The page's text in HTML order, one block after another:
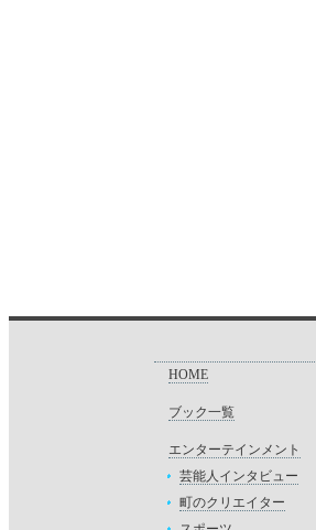
HOME
ブック一覧
エンターテインメント
芸能人インタビュー
町のクリエイター